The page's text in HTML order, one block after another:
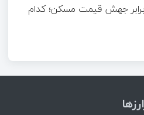
جهش قیمت مسکن؛ کدام